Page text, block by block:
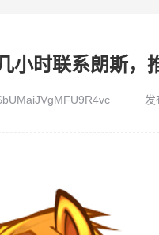
小时联系朗斯，